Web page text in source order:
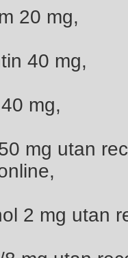
20 mg,
40 mg,
mg,
mg utan
2 mg utan